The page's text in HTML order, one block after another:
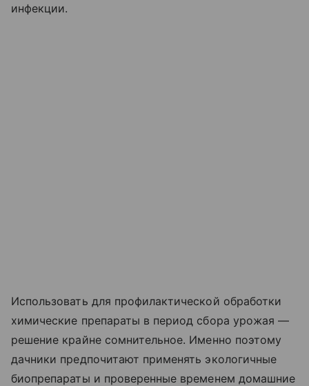
инфекции.
Использовать для профилактической обработки
химические препараты в период сбора урожая —
решение крайне сомнительное. Именно поэтому
дачники предпочитают применять экологичные
биопрепараты и проверенные временем домашние